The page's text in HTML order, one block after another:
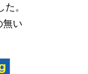
。
無い